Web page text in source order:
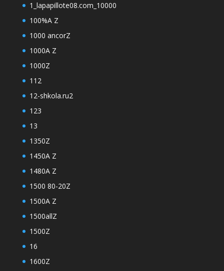
1_lapapillote08.com_10000
100%A Z
1000 ancorZ
1000A Z
1000Z
112
12-shkola.ru2
123
13
1350Z
1450A Z
1480A Z
1500 80-20Z
1500A Z
1500allZ
1500Z
16
1600Z